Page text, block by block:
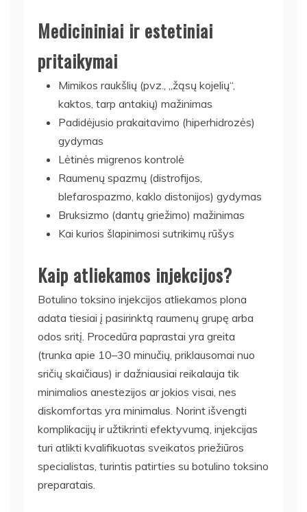
Medicininiai ir estetiniai
pritaikymai
Mimikos raukšlių (pvz., „žąsų kojelių“,
kaktos, tarp antakių) mažinimas
Padidėjusio prakaitavimo (hiperhidrozės)
gydymas
Lėtinės migrenos kontrolė
Raumenų spazmų (distrofijos,
blefarospazmo, kaklo distonijos) gydymas
Bruksizmo (dantų griežimo) mažinimas
Kai kurios šlapinimosi sutrikimų rūšys
Kaip atliekamos injekcijos?
Botulino toksino injekcijos atliekamos plona
adata tiesiai į pasirinktą raumenų grupę arba
odos sritį. Procedūra paprastai yra greita
(trunka apie 10–30 minučių, priklausomai nuo
sričių skaičiaus) ir dažniausiai reikalauja tik
minimalios anestezijos ar jokios visai, nes
diskomfortas yra minimalus. Norint išvengti
komplikacijų ir užtikrinti efektyvumą, injekcijas
turi atlikti kvalifikuotas sveikatos priežiūros
specialistas, turintis patirties su botulino toksino
preparatais.